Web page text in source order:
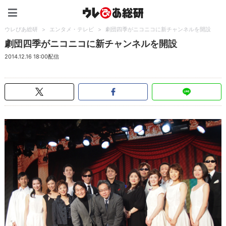
ウレぴあ総研 > エンタメ・テレビ > 劇団四季がニコニコに新チャンネルを開設
劇団四季がニコニコに新チャンネルを開設
2014.12.16 18:00配信